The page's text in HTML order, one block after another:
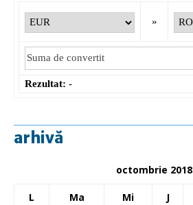
»
Rezultat: -
arhivă
octombrie 2018
L Ma Mi J